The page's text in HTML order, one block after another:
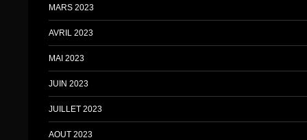
MARS 2023
AVRIL 2023
MAI 2023
JUIN 2023
JUILLET 2023
AOUT 2023